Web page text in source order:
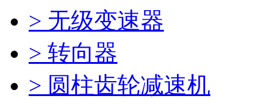
> 无级变速器
> 转向器
> 圆柱齿轮减速机